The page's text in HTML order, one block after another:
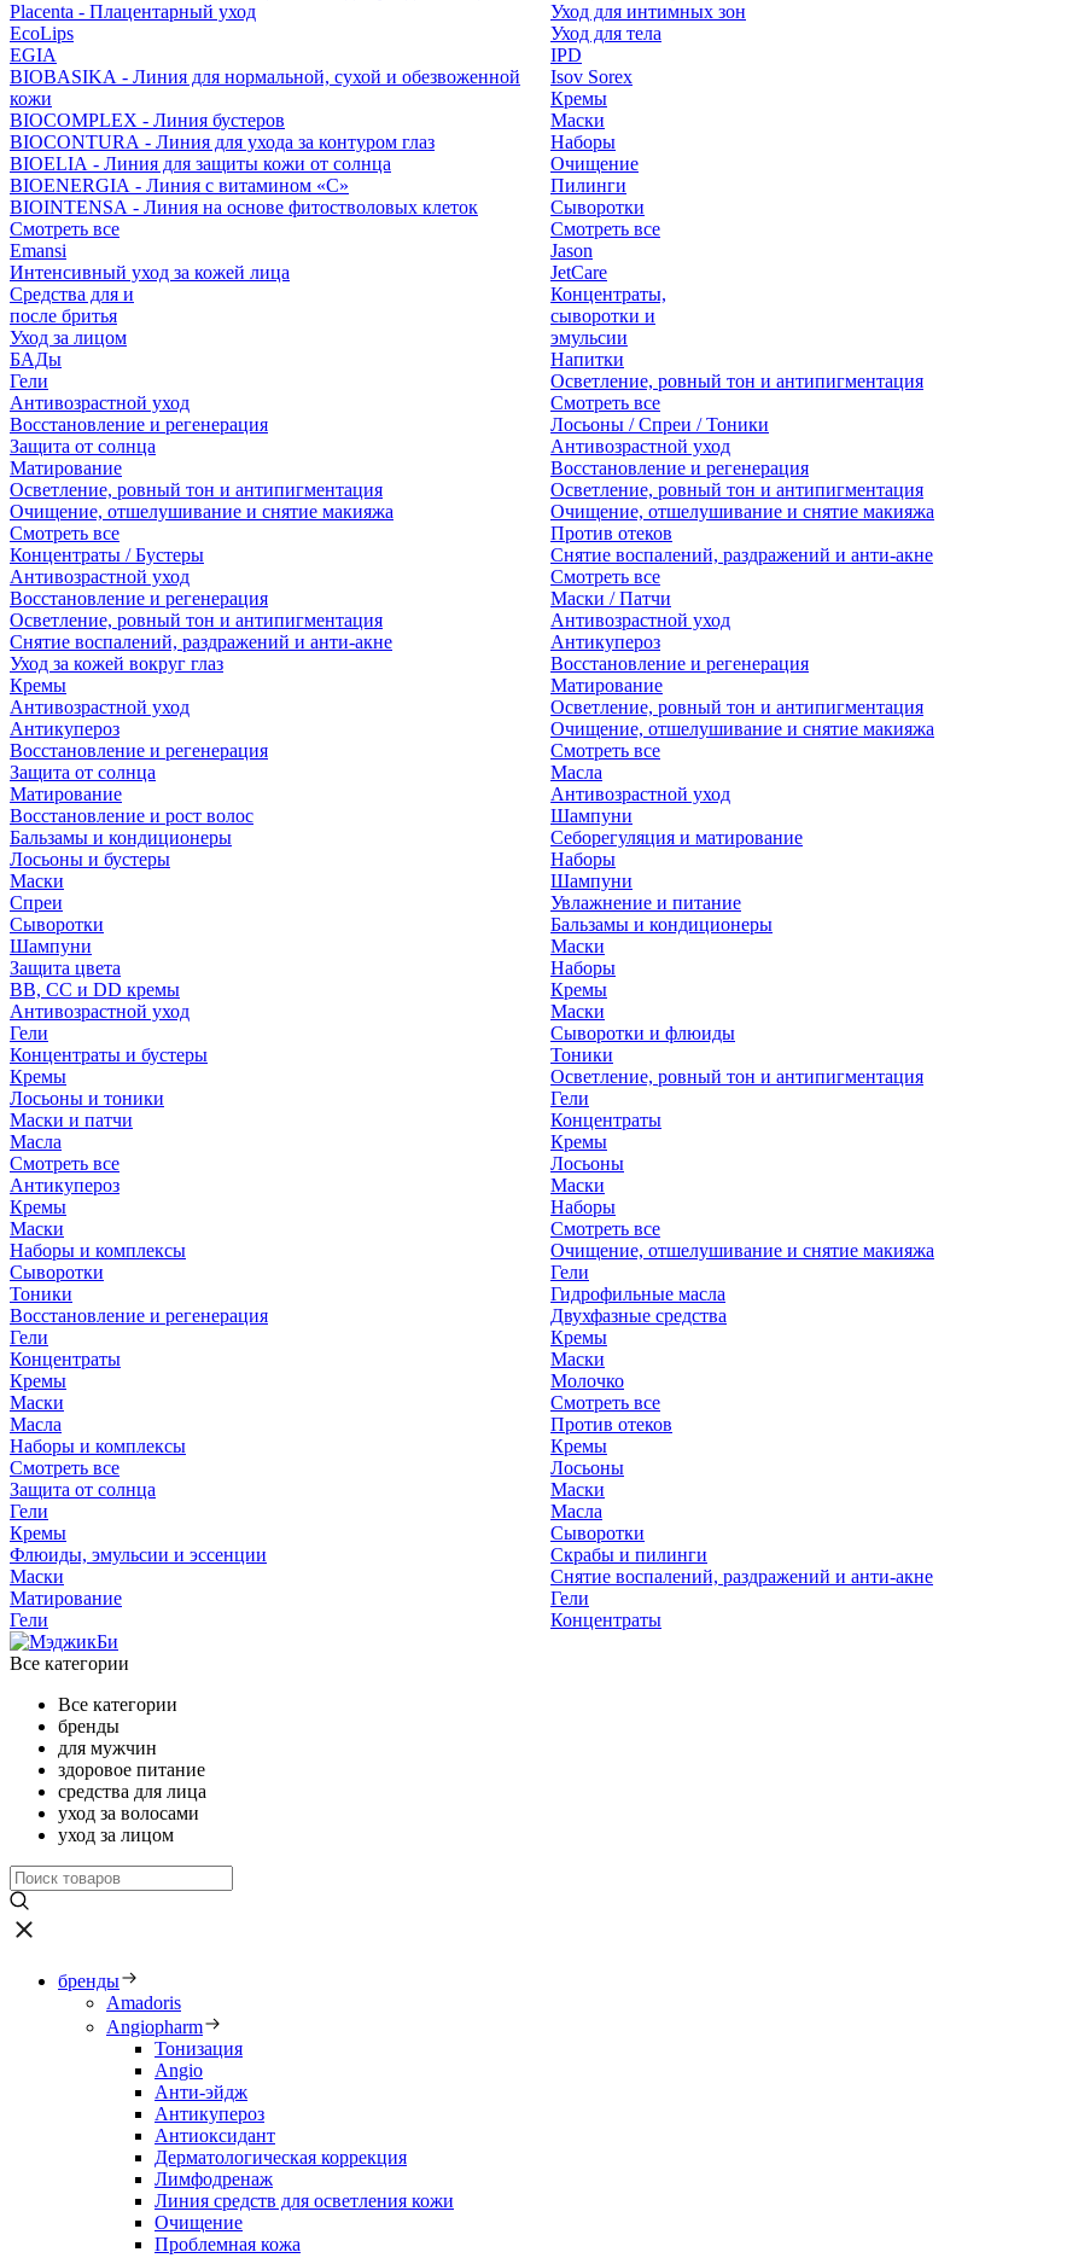
Placenta - Плацентарный уход
EcoLips
EGIA
BIOBASIKA - Линия для нормальной, сухой и обезвоженной
кожи
BIOCOMPLEX - Линия бустеров
BIOCONTURA - Линия для ухода за контуром глаз
BIOELIA - Линия для защиты кожи от солнца
BIOENERGIA - Линия с витамином «С»
BIOINTENSA - Линия на основе фитостволовых клеток
Смотреть все
Emansi
Интенсивный уход за кожей лица
Уход для интимных зон
Уход для тела
IPD
Isov Sorex
Кремы
Маски
Наборы
Очищение
Пилинги
Сыворотки
Смотреть все
Jason
JetCare
Средства для и
после бритья
Уход за лицом
Концентраты,
сыворотки и
эмульсии
БАДы
Напитки
Гели
Антивозрастной уход
Восстановление и регенерация
Защита от солнца
Матирование
Осветление, ровный тон и антипигментация
Очищение, отшелушивание и снятие макияжа
Смотреть все
Концентраты / Бустеры
Антивозрастной уход
Восстановление и регенерация
Осветление, ровный тон и антипигментация
Снятие воспалений, раздражений и анти-акне
Уход за кожей вокруг глаз
Кремы
Антивозрастной уход
Антикупероз
Восстановление и регенерация
Защита от солнца
Матирование
Осветление, ровный тон и антипигментация
Смотреть все
Лосьоны / Спреи / Тоники
Антивозрастной уход
Восстановление и регенерация
Осветление, ровный тон и антипигментация
Очищение, отшелушивание и снятие макияжа
Против отеков
Снятие воспалений, раздражений и анти-акне
Смотреть все
Маски / Патчи
Антивозрастной уход
Антикупероз
Восстановление и регенерация
Матирование
Осветление, ровный тон и антипигментация
Очищение, отшелушивание и снятие макияжа
Смотреть все
Масла
Антивозрастной уход
Восстановление и рост волос
Бальзамы и кондиционеры
Лосьоны и бустеры
Маски
Спреи
Сыворотки
Шампуни
Защита цвета
Шампуни
Себорегуляция и матирование
Наборы
Шампуни
Увлажнение и питание
Бальзамы и кондиционеры
Маски
Наборы
BB, CC и DD кремы
Антивозрастной уход
Гели
Концентраты и бустеры
Кремы
Лосьоны и тоники
Маски и патчи
Масла
Смотреть все
Антикупероз
Кремы
Маски
Наборы и комплексы
Сыворотки
Тоники
Восстановление и регенерация
Гели
Концентраты
Кремы
Маски
Масла
Наборы и комплексы
Смотреть все
Защита от солнца
Гели
Кремы
Флюиды, эмульсии и эссенции
Маски
Матирование
Гели
Кремы
Маски
Сыворотки и флюиды
Тоники
Осветление, ровный тон и антипигментация
Гели
Концентраты
Кремы
Лосьоны
Маски
Наборы
Смотреть все
Очищение, отшелушивание и снятие макияжа
Гели
Гидрофильные масла
Двухфазные средства
Кремы
Маски
Молочко
Смотреть все
Против отеков
Кремы
Лосьоны
Маски
Масла
Сыворотки
Скрабы и пилинги
Снятие воспалений, раздражений и анти-акне
Гели
Концентраты
Все категории
Все категории
бренды
для мужчин
здоровое питание
средства для лица
уход за волосами
уход за лицом
бренды
Amadoris
Angiopharm
Тонизация
Angio
Анти-эйдж
Антикупероз
Антиоксидант
Дерматологическая коррекция
Лимфодренаж
Линия средств для осветления кожи
Очищение
Проблемная кожа